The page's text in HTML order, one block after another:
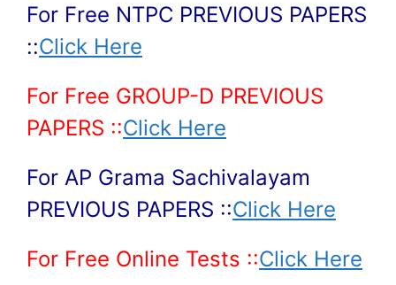
For Free NTPC PREVIOUS PAPERS
::Click Here
For Free GROUP-D PREVIOUS
PAPERS ::Click Here
For AP Grama Sachivalayam
PREVIOUS PAPERS ::Click Here
For Free Online Tests ::Click Here